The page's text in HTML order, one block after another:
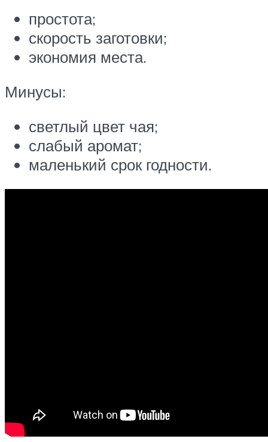
простота;
скорость заготовки;
экономия места.
Минусы:
светлый цвет чая;
слабый аромат;
маленький срок годности.